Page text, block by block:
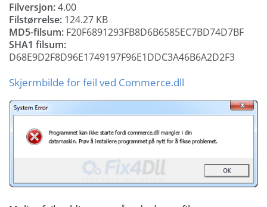
Filversjon:4.00
Filstørrelse: 124.27 KB
MD5-filsum: F20F6891293FB8D6B6585EC7BD74D7BF
SHA1 filsum:
D68E9D2F8D96E1749197F96E1DDC3A46B6A2D2F3
Skjermbilde for feil ved Commerce.dll